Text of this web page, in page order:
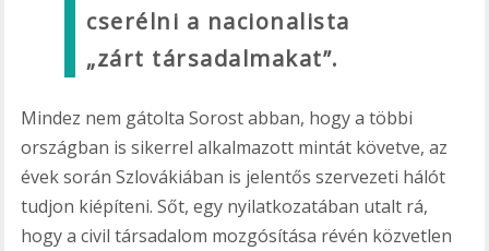
cserélni a nacionalista
„zárt társadalmakat”.
Mindez nem gátolta Sorost abban, hogy a többi
országban is sikerrel alkalmazott mintát követve, az
évek során Szlovákiában is jelentős szervezeti hálót
tudjon kiépíteni. Sőt, egy nyilatkozatában utalt rá,
hogy a civil társadalom mozgósítása révén közvetlen